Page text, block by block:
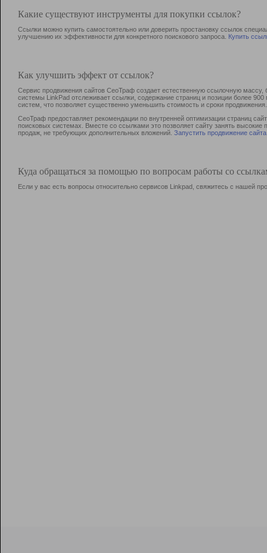
Какие существуют инструменты для покупки ссылок?
Ссылки можно купить самостоятельно или доверить простановку ссылок
улучшению их эффективности для конкретного поискового запроса. Купить
Как улучшить эффект от ссылок?
Сервис продвижения сайтов СеоТраф создает естественную ссылочную
системы LinkPad отслеживает ссылки, содержание страниц и позиции более
систем, что позволяет существенно уменьшить стоимость и сроки продвижения.
СеоТраф предоставляет рекомендации по внутренней оптимизации страниц
поисковых системах. Вместе со ссылками это позволяет сайту занять
продаж, не требующих дополнительных вложений. Запустить продвижение сайта
Куда обращаться за помощью по вопросам работы со
Если у вас есть вопросы относительно сервисов Linkpad, свяжитесь с нашей